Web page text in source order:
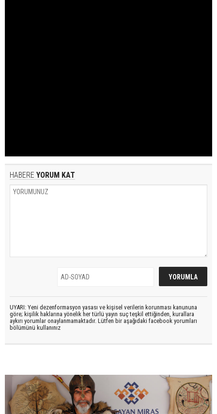
HABERE YORUM KAT
UYARI: Yeni dezenformasyon yasası ve kişisel verilerin korunması kanununa
göre; kişilik haklarına yönelik her türlü yayın suç teşkil ettiğinden, kurallara
aykırı yorumlar onaylanmamaktadır. Lütfen bir aşağıdaki facebook yorumları
bölümünü kullanınız